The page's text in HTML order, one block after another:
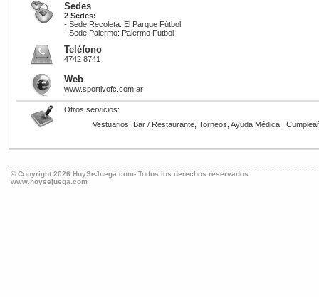
Sedes
2 Sedes:
- Sede Recoleta: El Parque Fútbol
- Sede Palermo: Palermo Futbol
Teléfono
4742 8741
Web
www.sportivofc.com.ar
Otros servicios:
Vestuarios, Bar / Restaurante, Torneos, Ayuda Médica ,
© Copyright 2026 HoySeJuega.com- Todos los derechos reservados.
www.hoysejuega.com